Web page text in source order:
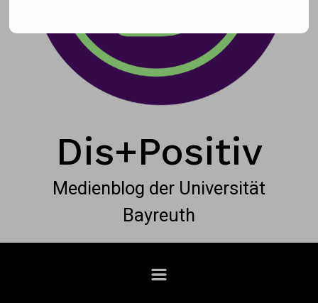
Dis+Positiv
Medienblog der Universität
Bayreuth